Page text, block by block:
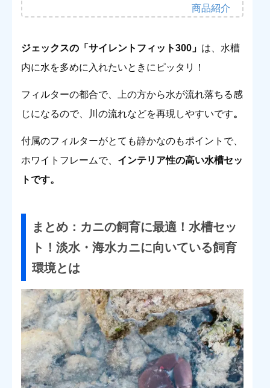
ジェックスの「サイレントフィット300」 は、水槽
内に水を多めに入れたいときにピッタリ！
フィルターの都合で、上の方から水が流れ落ちる感
じになるので、川の流れなどを再現しやすいです。
付属のフィルターがとても静かなのもポイントで、
ホワイトフレームで、 インテリア性の高い水槽セッ
トです。
まとめ：カニの飼育に最適！水槽セッ
ト！淡水・海水カニに向いている飼育
環境とは